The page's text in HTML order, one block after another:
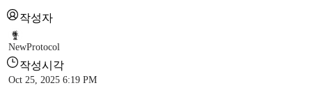
작성자
NewProtocol
작성시각
Oct 25, 2025 6:19 PM